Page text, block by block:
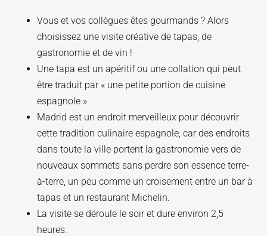
Vous et vos collègues êtes gourmands ? Alors
choisissez une visite créative de tapas, de
gastronomie et de vin !
Une tapa est un apéritif ou une collation qui peut
être traduit par « une petite portion de cuisine
espagnole ».
Madrid est un endroit merveilleux pour découvrir
cette tradition culinaire espagnole, car des endroits
dans toute la ville portent la gastronomie vers de
nouveaux sommets sans perdre son essence terre-
à-terre, un peu comme un croisement entre un bar à
tapas et un restaurant Michelin.
La visite se déroule le soir et dure environ 2,5
heures.